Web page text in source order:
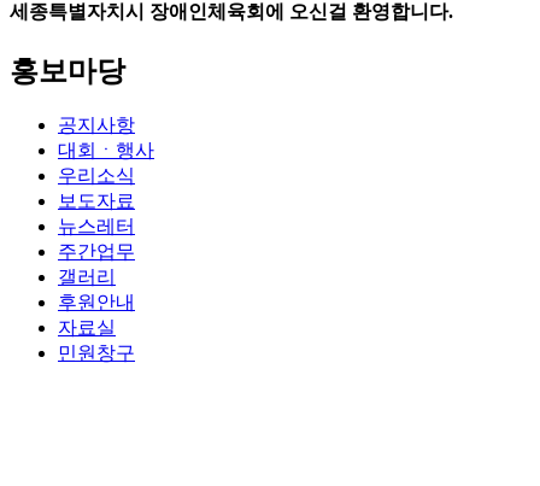
세종특별자치시 장애인체육회에 오신걸 환영합니다.
홍보마당
공지사항
대회ㆍ행사
우리소식
보도자료
뉴스레터
주간업무
갤러리
후원안내
자료실
민원창구